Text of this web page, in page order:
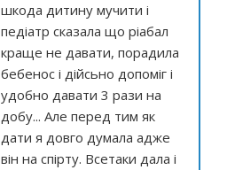
шкода дитину мучити і
педіатр сказала що ріабал
краще не давати, порадила
бебенос і дійсьно допоміг і
удобно давати 3 рази на
добу... Але перед тим як
дати я довго думала адже
він на спірту. Всетаки дала і